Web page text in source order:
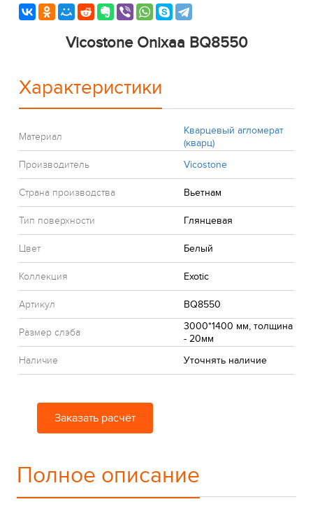
Vicostone Onixaa BQ8550
Характеристики
Материал
Кварцевый агломерат
(кварц)
Производитель
Vicostone
Страна производства Вьетнам
Тип поверхности Глянцевая
Цвет Белый
Коллекция Exotic
Артикул BQ8550
Размер слэба
3000*1400 мм, толщина
- 20мм
Наличие
Уточнять наличие
Заказать расчёт
Полное описание